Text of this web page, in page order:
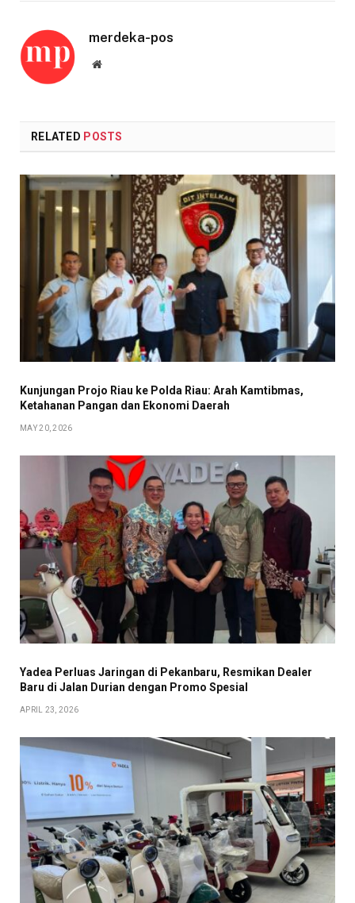
merdeka-pos
Website
RELATED POSTS
Kunjungan Projo Riau ke Polda Riau: Arah Kamtibmas,
Ketahanan Pangan dan Ekonomi Daerah
MAY 20, 2026
Yadea Perluas Jaringan di Pekanbaru, Resmikan Dealer
Baru di Jalan Durian dengan Promo Spesial
APRIL 23, 2026